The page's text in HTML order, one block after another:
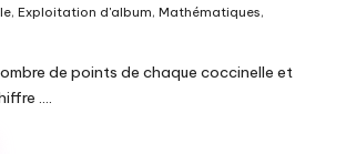
, Exploitation d'album, Mathématiques,
de points de chaque coccinelle et
.…